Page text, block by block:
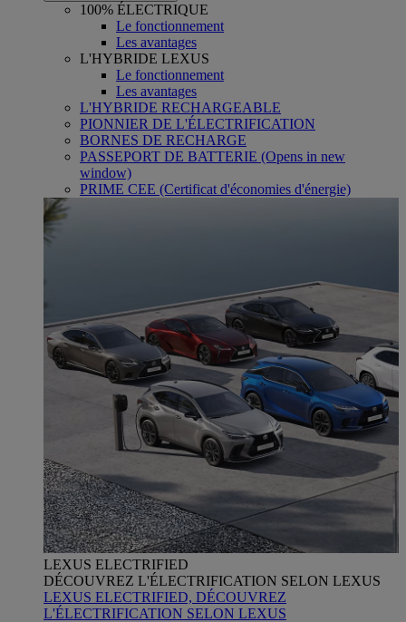
100% ÉLECTRIQUE
Le fonctionnement
Les avantages
L'HYBRIDE LEXUS
Le fonctionnement
Les avantages
L'HYBRIDE RECHARGEABLE
PIONNIER DE L'ÉLECTRIFICATION
BORNES DE RECHARGE
PASSEPORT DE BATTERIE (Opens in new
window)
PRIME CEE (Certificat d'économies d'énergie)
LEXUS ELECTRIFIED
DÉCOUVREZ L'ÉLECTRIFICATION SELON LEXUS
LEXUS ELECTRIFIED, DÉCOUVREZ
L'ÉLECTRIFICATION SELON LEXUS